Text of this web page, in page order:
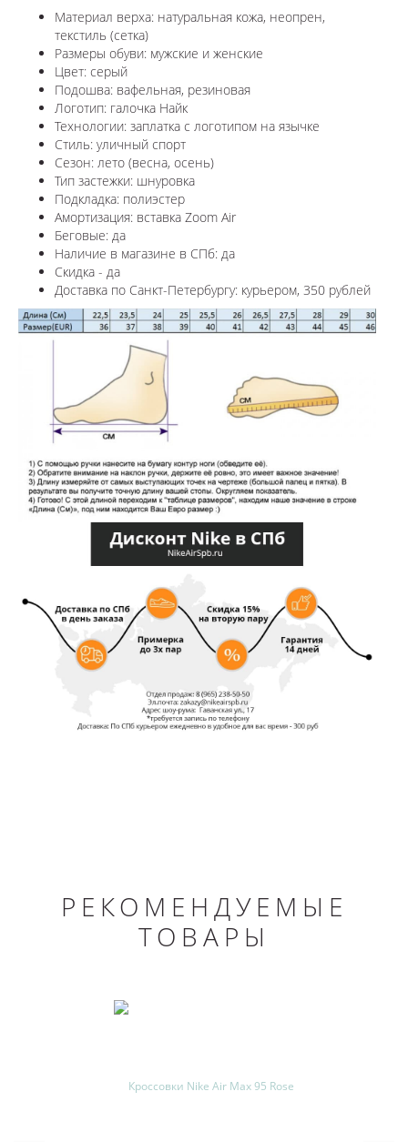
Материал верха: натуральная кожа, неопрен,
текстиль (сетка)
Размеры обуви: мужские и женские
Цвет: серый
Подошва: вафельная, резиновая
Логотип: галочка Найк
Технологии: заплатка с логотипом на язычке
Стиль: уличный спорт
Сезон: лето (весна, осень)
Тип застежки: шнуровка
Подкладка: полиэстер
Амортизация: вставка Zoom Air
Беговые: да
Наличие в магазине в СПб: да
Скидка - да
Доставка по Санкт-Петербургу: курьером, 350 рублей
РЕКОМЕНДУЕМЫЕ
ТОВАРЫ